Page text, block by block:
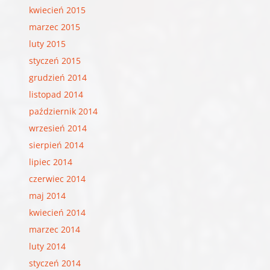
kwiecień 2015
marzec 2015
luty 2015
styczeń 2015
grudzień 2014
listopad 2014
październik 2014
wrzesień 2014
sierpień 2014
lipiec 2014
czerwiec 2014
maj 2014
kwiecień 2014
marzec 2014
luty 2014
styczeń 2014